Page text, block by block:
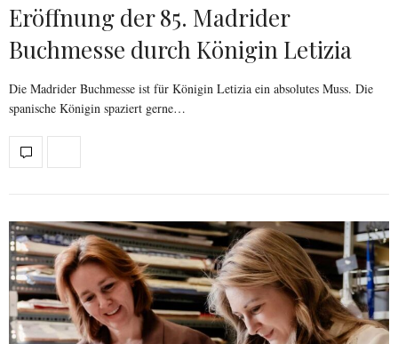
Eröffnung der 85. Madrider
Buchmesse durch Königin Letizia
Die Madrider Buchmesse ist für Königin Letizia ein absolutes Muss. Die
spanische Königin spaziert gerne…